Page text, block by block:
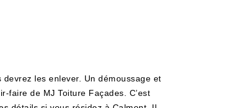
les enlever. Un démoussage et
faire de MJ Toiture Façades. C’est